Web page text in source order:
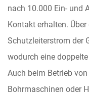
nach 10.000 Ein- und
Kontakt erhalten.
Schutzleiterstrom der
wodurch eine
Auch beim Betrieb
Bohrmaschinen oder